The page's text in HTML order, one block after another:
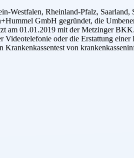
Westfalen, Rheinland-Pfalz, Saarland,
GmbH gegründet, die
am 01.01.2019 mit der Metzinger
oder die Erstattung einer
von